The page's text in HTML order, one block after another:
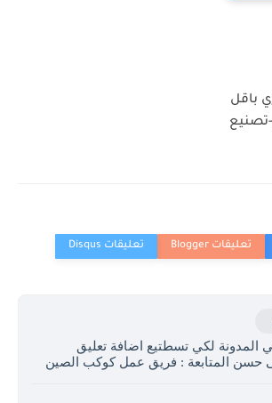
باقل
تصنيع
المدونة لكي تسطتيع اضافة تعليق
حسن المتابعة : فريق عمل كوكب الصين